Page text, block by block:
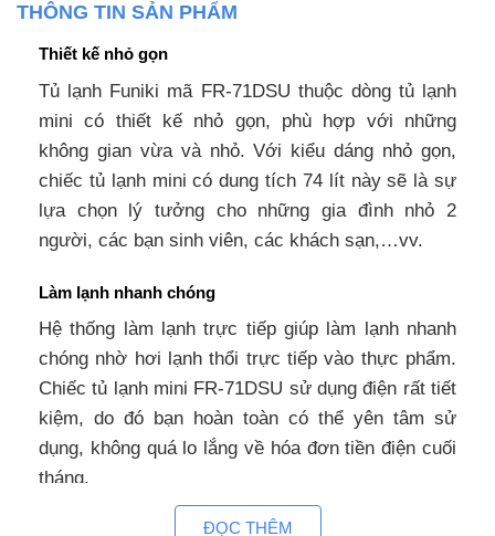
THÔNG TIN SẢN PHẨM
Thiết kế nhỏ gọn
Tủ lạnh Funiki mã FR-71DSU thuộc dòng tủ lạnh
mini có thiết kế nhỏ gọn, phù hợp với những
không gian vừa và nhỏ. Với kiểu dáng nhỏ gọn,
chiếc tủ lạnh mini có dung tích 74 lít này sẽ là sự
lựa chọn lý tưởng cho những gia đình nhỏ 2
người, các bạn sinh viên, các khách sạn,…vv.
Làm lạnh nhanh chóng
Hệ thống làm lạnh trực tiếp giúp làm lạnh nhanh
chóng nhờ hơi lạnh thổi trực tiếp vào thực phẩm.
Chiếc tủ lạnh mini FR-71DSU sử dụng điện rất tiết
kiệm, do đó bạn hoàn toàn có thể yên tâm sử
dụng, không quá lo lắng về hóa đơn tiền điện cuối
tháng.
Điều chỉnh nhiệt độ dễ dàng
ĐỌC THÊM